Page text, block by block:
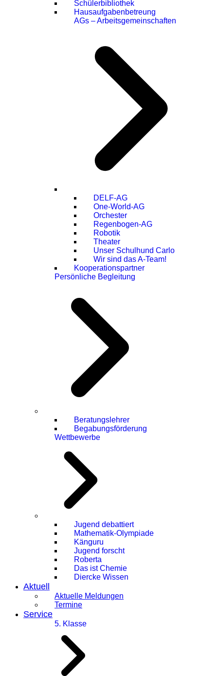
Schülerbibliothek
Hausaufgabenbetreung
AGs – Arbeitsgemeinschaften
DELF-AG
One-World-AG
Orchester
Regenbogen-AG
Robotik
Theater
Unser Schulhund Carlo
Wir sind das A-Team!
Kooperationspartner
Persönliche Begleitung
Beratungslehrer
Begabungsförderung
Wettbewerbe
Jugend debattiert
Mathematik-Olympiade
Känguru
Jugend forscht
Roberta
Das ist Chemie
Diercke Wissen
Aktuell
Aktuelle Meldungen
Termine
Service
5. Klasse